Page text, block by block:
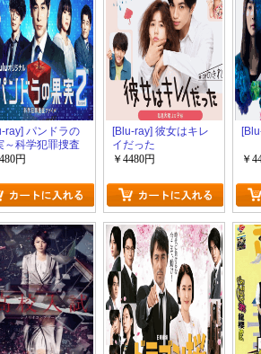
ray] パンドラの
～科学犯罪捜査
イル～ Season2
円
[Blu-ray] 彼女はキレ
イだった
￥4480円
￥